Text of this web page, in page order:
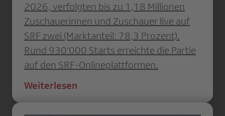
2026, verfolgten bis zu 1,18 Millionen
Zuschauerinnen und Zuschauer live auf
SRF zwei (Marktanteil: 78,3 Prozent).
Rund 930’000 Starts erreichte die Partie
auf den SRF-Onlineplattformen.
Weiterlesen